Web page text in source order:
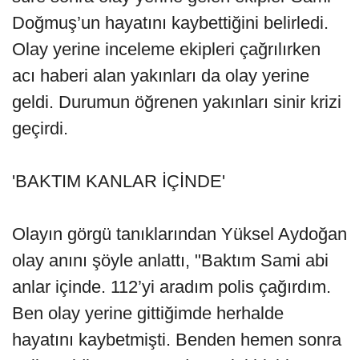
Doğmuş’un hayatını kaybettiğini belirledi.
Olay yerine inceleme ekipleri çağrılırken
acı haberi alan yakınları da olay yerine
geldi. Durumun öğrenen yakınları sinir krizi
geçirdi.
'BAKTIM KANLAR İÇİNDE'
Olayın görgü tanıklarından Yüksel Aydoğan
olay anını şöyle anlattı, "Baktım Sami abi
anlar içinde. 112’yi aradım polis çağırdım.
Ben olay yerine gittiğimde herhalde
hayatını kaybetmişti. Benden hemen sonra